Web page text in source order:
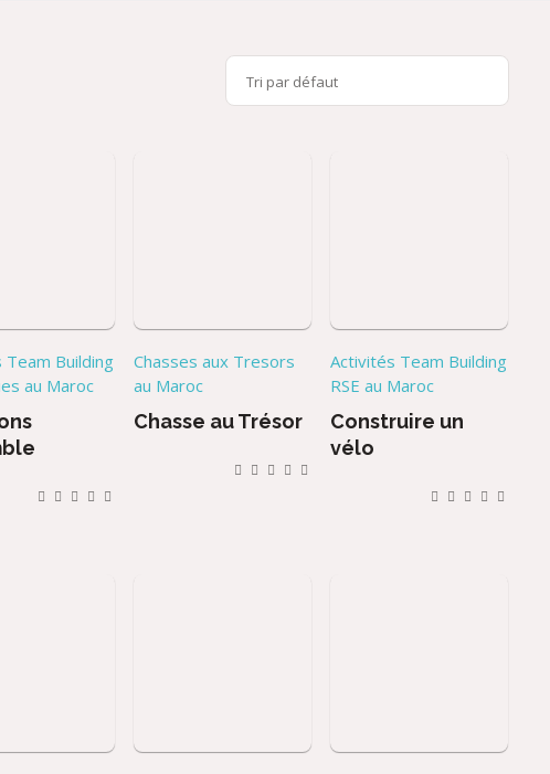
Team Building
au Maroc
Chasses aux Tresors
au Maroc
Chasse au Trésor
Activités Team Building
RSE au Maroc
Construire un
vélo